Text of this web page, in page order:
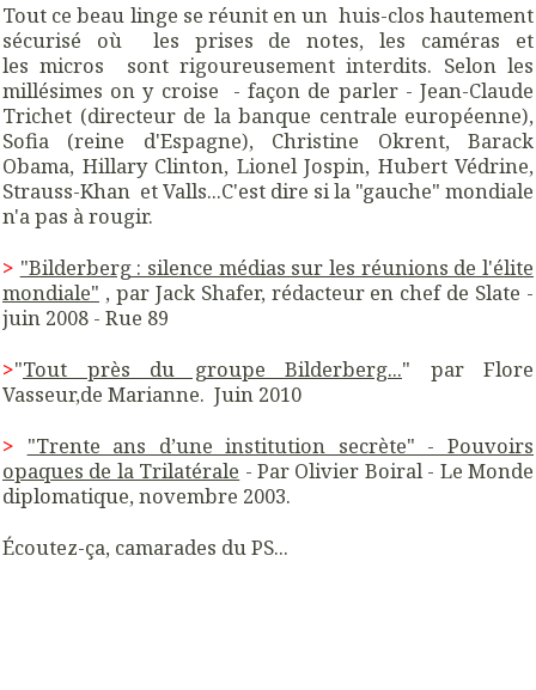
Tout ce beau linge se réunit en un huis-clos hautement
sécurisé où les prises de notes, les caméras et
les micros sont rigoureusement interdits. Selon les
millésimes on y croise - façon de parler - Jean-Claude
Trichet (directeur de la banque centrale européenne),
Sofia (reine d'Espagne), Christine Okrent, Barack
Obama, Hillary Clinton, Lionel Jospin, Hubert Védrine,
Strauss-Khan et Valls...C'est dire si la "gauche" mondiale
n'a pas à rougir.
> "Bilderberg : silence médias sur les réunions de l'élite
mondiale" , par Jack Shafer, rédacteur en chef de Slate -
juin 2008 - Rue 89
>"Tout près du groupe Bilderberg..." par Flore
Vasseur,de Marianne. Juin 2010
> "Trente ans d’une institution secrète" - Pouvoirs
opaques de la Trilatérale - Par Olivier Boiral - Le Monde
diplomatique, novembre 2003.
Écoutez-ça, camarades du PS...